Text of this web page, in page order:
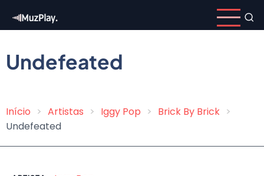
para
conteúdo
principal
Undefeated
Trilha
Início Artistas Iggy Pop
Brick By Brick
Undefeated